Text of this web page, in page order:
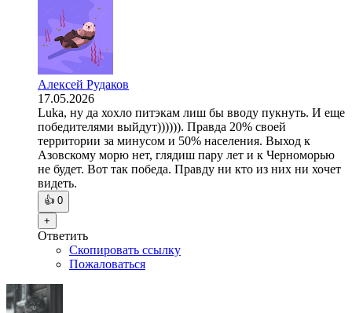
Алексей Рудаков
17.05.2026
Luka, ну да хохло питэкам лиш бы вводу пукнуть. И еще
победителями выйдут)))))). Правда 20% своей
территории за минусом и 50% населения. Выход к
Азовскому морю нет, глядиш пару лет и к Черноморью
не будет. Вот так победа. Правду ни кто из них ни хочет
видеть.
👍 0
+
Ответить
Скопировать ссылку
Пожаловаться